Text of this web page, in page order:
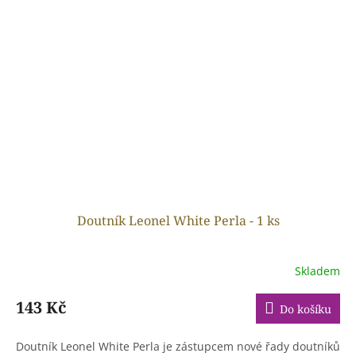
Doutník Leonel White Perla - 1 ks
Skladem
143 Kč Do košíku
Doutník Leonel White Perla je zástupcem nové řady doutníků